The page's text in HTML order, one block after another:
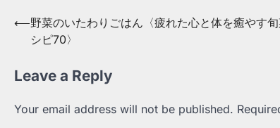
Post
navigation
⟵野菜のいたわりごはん〈疲れた心と体を癒やす
シピ70〉
Leave a Reply
Your email address will not be published.